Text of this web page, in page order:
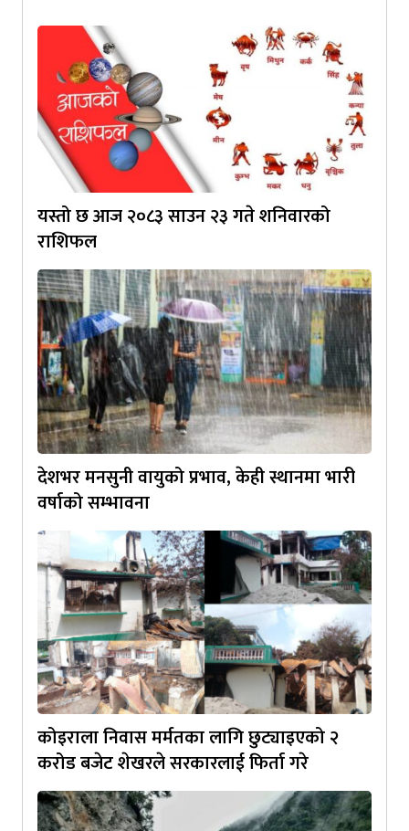
यस्तो छ आज २०८३ साउन २३ गते शनिवारको
राशिफल
देशभर मनसुनी वायुको प्रभाव, केही स्थानमा भारी
वर्षाको सम्भावना
कोइराला निवास मर्मतका लागि छुट्याइएको २
करोड बजेट शेखरले सरकारलाई फिर्ता गरे